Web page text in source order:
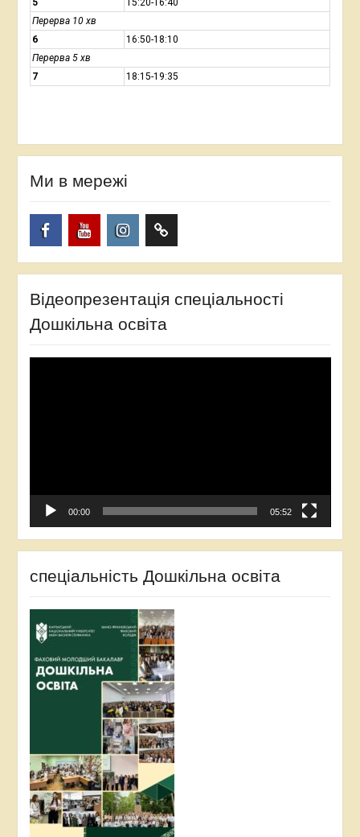
5
15:20-16:40
Перерва 10 хв
6
16:50-18:10
Перерва 5 хв
7
18:15-19:35
Ми в мережі
Відеопрезентація спеціальності
Дошкільна освіта
00:00 05:52
спеціальність Дошкільна освіта